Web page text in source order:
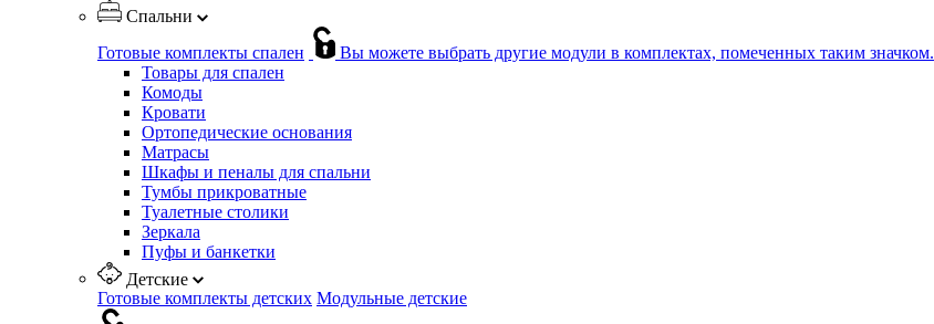
Спальни
Готовые комплекты спален
Вы можете выбрать другие модули в комплектах, помеченных таким значком.
Товары для спален
Комоды
Кровати
Ортопедические основания
Матрасы
Шкафы и пеналы для спальни
Тумбы прикроватные
Туалетные столики
Зеркала
Пуфы и банкетки
Детские
Готовые комплекты детских Модульные детские